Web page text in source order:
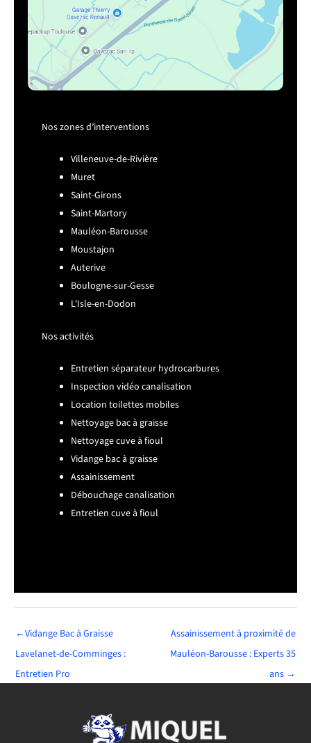
Nos zones d’interventions
Villeneuve-de-Rivière
Muret
Saint-Girons
Saint-Martory
Mauléon-Barousse
Moustajon
Auterive
Boulogne-sur-Gesse
L'Isle-en-Dodon
Nos activités
Entretien séparateur hydrocarbures
Inspection vidéo canalisation
Location toilettes mobiles
Nettoyage bac à graisse
Nettoyage cuve à fioul
Vidange bac à graisse
Assainissement
Débouchage canalisation
Entretien cuve à fioul
←Vidange Bac à Graisse
Lavelanet-de-Comminges :
Entretien Pro
Assainissement à proximité de
Mauléon-Barousse : Experts 35
ans →